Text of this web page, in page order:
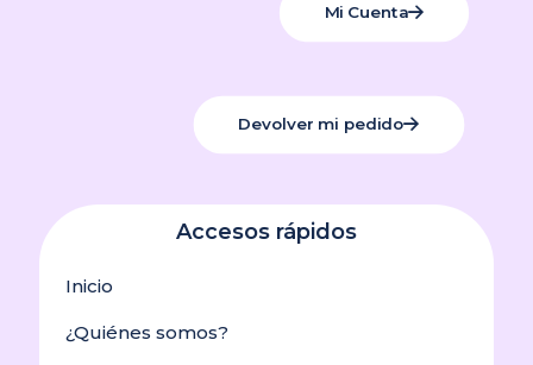
Mi Cuenta
Devolver mi pedido
Accesos rápidos
Inicio
¿Quiénes somos?